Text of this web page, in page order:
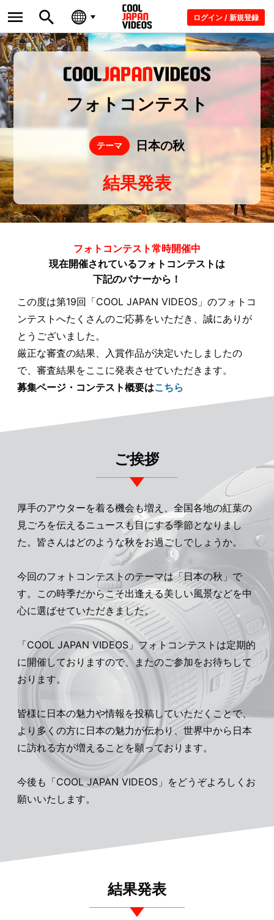
ログイン / 新規登録
フォトコンテスト
テーマ 日本の秋
結果発表
フォトコンテスト常時開催中
現在開催されているフォトコンテストは
下記のバナーから！
この度は第19回「COOL JAPAN VIDEOS」のフォトコ
ンテストへたくさんのご応募をいただき、誠にありが
とうございました。
厳正な審査の結果、入賞作品が決定いたしましたの
で、審査結果をここに発表させていただきます。
募集ページ・コンテスト概要はこちら
ご挨拶
厚手のアウターを着る機会も増え、全国各地の紅葉の
見ごろを伝えるニュースも目にする季節となりまし
た。皆さんはどのような秋をお過ごしでしょうか。
今回のフォトコンテストのテーマは「日本の秋」で
す。この時季だからこそ出逢える美しい風景などを中
心に選ばせていただきました。
「COOL JAPAN VIDEOS」フォトコンテストは定期的
に開催しておりますので、またのご参加をお待ちして
おります。
皆様に日本の魅力や情報を投稿していただくことで、
より多くの方に日本の魅力が伝わり、世界中から日本
に訪れる方が増えることを願っております。
今後も「COOL JAPAN VIDEOS」をどうぞよろしくお
願いいたします。
結果発表